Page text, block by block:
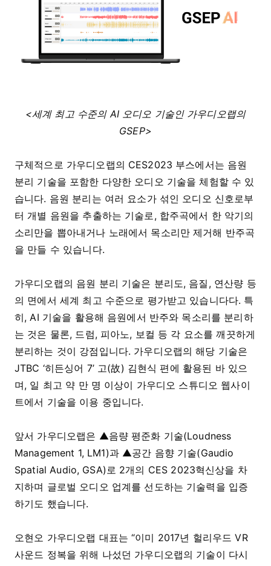
<세계 최고 수준의 AI 오디오 기술인 가우디오랩의
GSEP>
구체적으로 가우디오랩의 CES2023 부스에서는 음원
분리 기술을 포함한 다양한 오디오 기술을 체험할 수 있
습니다. 음원 분리는 여러 요소가 섞인 오디오 신호로부
터 개별 음원을 추출하는 기술로, 합주곡에서 한 악기의
소리만을 뽑아내거나 노래에서 목소리만 제거해 반주곡
을 만들 수 있습니다.
가우디오랩의 음원 분리 기술은 분리도, 음질, 연산량 등
의 면에서 세계 최고 수준으로 평가받고 있습니다다. 특
히, AI 기술을 활용해 음원에서 반주와 목소리를 분리하
는 것은 물론, 드럼, 피아노, 보컬 등 각 요소를 깨끗하게
분리하는 것이 강점입니다. 가우디오랩의 해당 기술은
JTBC ‘히든싱어 7’ 고(故) 김현식 편에 활용된 바 있으
며, 일 최고 약 만 명 이상이 가우디오 스튜디오 웹사이
트에서 기술을 이용 중입니다.
앞서 가우디오랩은 ▲음량 평준화 기술(Loudness
Management 1, LM1)과 ▲공간 음향 기술(Gaudio
Spatial Audio, GSA)로 2개의 CES 2023혁신상을 차
지하며 글로벌 오디오 업계를 선도하는 기술력을 입증
하기도 했습니다.
오현오 가우디오랩 대표는 “이미 2017년 헐리우드 VR
사운드 정복을 위해 나섰던 가우디오랩의 기술이 다시